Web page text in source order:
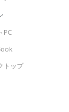
PC
トップ